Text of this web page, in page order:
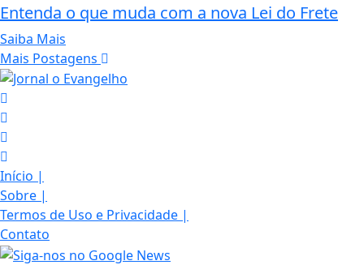
Entenda o que muda com a nova Lei do Frete
Saiba Mais
Mais Postagens
Início |
Sobre |
Termos de Uso e Privacidade |
Contato